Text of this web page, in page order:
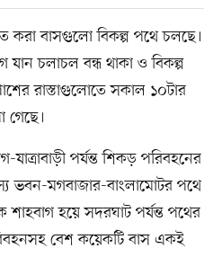
করা বাসগুলো বিকল্প পথে চলছে।
চলাচল বন্ধ থাকা ও বিকল্প
রাস্তাগুলোতে সকাল ১০টার
গেছে।
পর্যন্ত শিকড় পরিবহনের
ভবন-মগবাজার-বাংলামোটর পথে
শাহবাগ হয়ে সদরঘাট পর্যন্ত পথের
বেশ কয়েকটি বাস একই